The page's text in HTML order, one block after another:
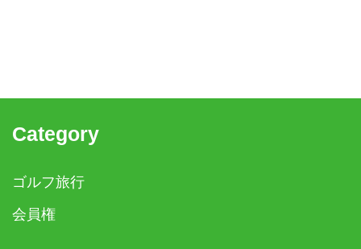
Category
ゴルフ旅行
会員権